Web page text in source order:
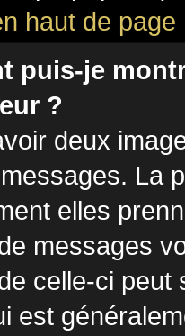
haut de page
puis-je
?
deux
La
elles
messages
celle-ci peut
est